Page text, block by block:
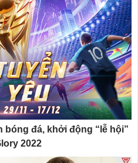
bóng đá, khởi động “lễ hội”
2022